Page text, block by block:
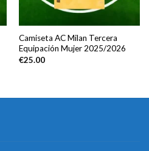
Camiseta AC Milan Tercera
Equipación Mujer 2025/2026
€25.00